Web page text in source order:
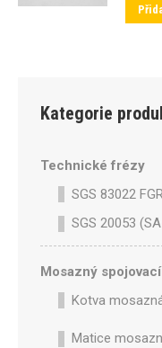
Kategorie
Technické frézy
SGS 83022
SGS 20053
Mosazný
Kotva
Matice